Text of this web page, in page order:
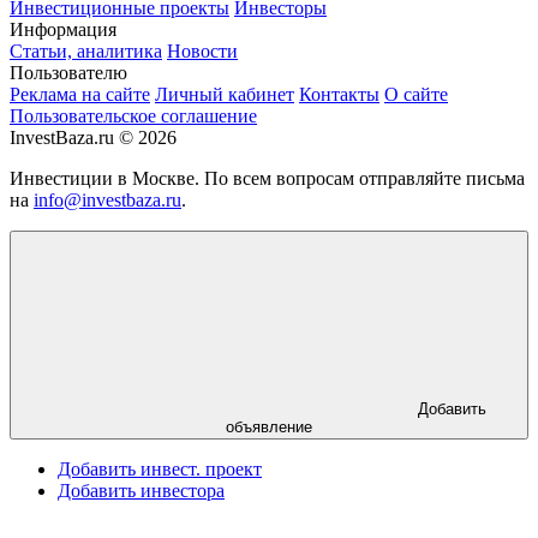
Инвестиционные проекты Инвесторы
Информация
Статьи, аналитика Новости
Пользователю
Реклама на сайте Личный кабинет Контакты О сайте
Пользовательское соглашение
InvestBaza.ru © 2026
Инвестиции в Москве. По всем вопросам отправляйте письма
на info@investbaza.ru.
Добавить
объявление
Добавить инвест. проект
Добавить инвестора